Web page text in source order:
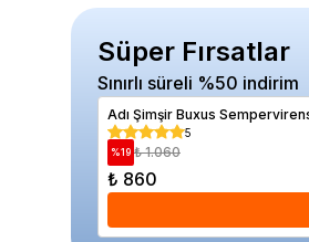
Süper Fırsatlar
Sınırlı süreli %50 indirim
Adı Şimşir Buxus
5
%19 ₺ 1.060
₺ 860